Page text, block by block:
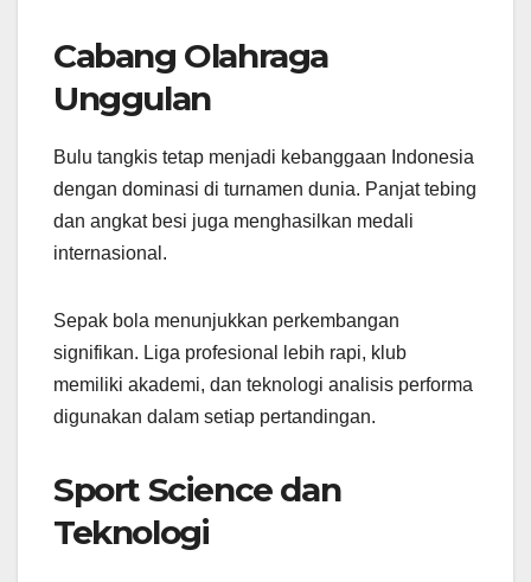
Cabang Olahraga
Unggulan
Bulu tangkis tetap menjadi kebanggaan Indonesia
dengan dominasi di turnamen dunia. Panjat tebing
dan angkat besi juga menghasilkan medali
internasional.
Sepak bola menunjukkan perkembangan
signifikan. Liga profesional lebih rapi, klub
memiliki akademi, dan teknologi analisis performa
digunakan dalam setiap pertandingan.
Sport Science dan
Teknologi